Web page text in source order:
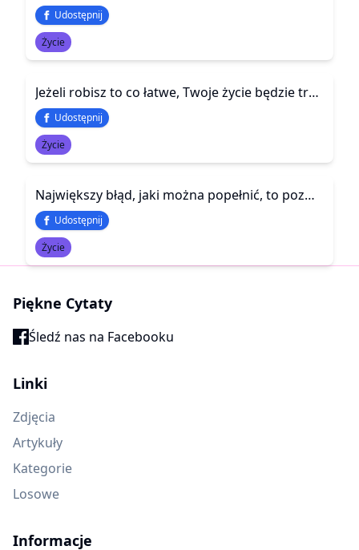
Udostępnij
Życie
Jeżeli robisz to co łatwe, Twoje życie będzie trudne. Jeśli robisz to co trudne, Twoje życie będzie łatwe
Udostępnij
Życie
Największy błąd, jaki można popełnić, to pozwolić zostać niektórym ludziom w naszym życiu o wiele dłużej niż na to zasługują.
Udostępnij
Życie
Piękne Cytaty
Śledź nas na Facebooku
Linki
Zdjęcia
Artykuły
Kategorie
Losowe
Informacje